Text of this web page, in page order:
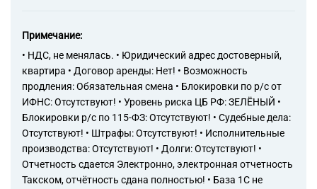
Примечание:
• НДС, не менялась. • Юридический адрес достоверный,
квартира • Договор аренды: Нет! • Возможность
продления: Обязательная смена • Блокировки по р/с от
ИФНС: Отсутствуют! • Уровень риска ЦБ РФ: ЗЕЛЁНЫЙ •
Блокировки р/с по 115-ФЗ: Отсутствуют! • Судебные дела:
Отсутствуют! • Штрафы: Отсутствуют! • Исполнительные
производства: Отсутствуют! • Долги: Отсутствуют! •
Отчетность сдается Электронно, электронная отчетность
Такском, отчётность сдана полностью! • База 1С не